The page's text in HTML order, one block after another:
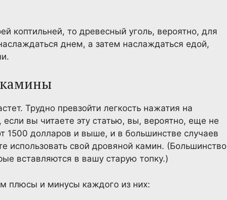
коптильней, то древесный уголь, вероятно, для
днем, а затем наслаждаться едой,
Трудно превзойти легкость нажатия на
вы читаете эту статью, вы, вероятно, еще не
1500 долларов и выше, и в большинстве случаев
использовать свой дровяной камин. (Большинство
вставляются в вашу старую топку.)
плюсы и минусы каждого из них: